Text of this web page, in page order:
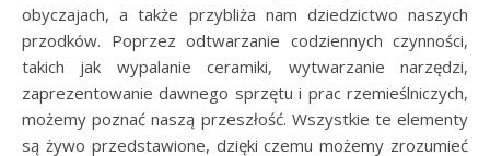
obyczajach, a także przybliża nam dziedzictwo naszych
przodków. Poprzez odtwarzanie codziennych czynności,
takich jak wypalanie ceramiki, wytwarzanie narzędzi,
zaprezentowanie dawnego sprzętu i prac rzemieślniczych,
możemy poznać naszą przeszłość. Wszystkie te elementy
są żywo przedstawione, dzięki czemu możemy zrozumieć